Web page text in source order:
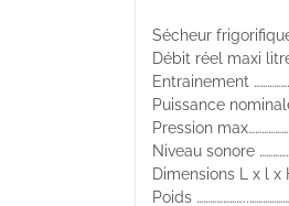
Sécheur
Débit réel maxi
Entrainement
Puissance
Pression
Niveau sonore
Dimensions L x l x H
Poids